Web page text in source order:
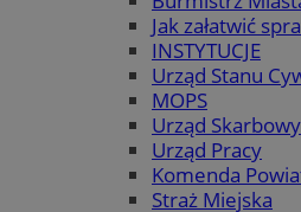
Jak załatwić
INSTYTUCJE
Urząd Stanu
MOPS
Urząd Skarbowy
Urząd Pracy
Komenda
Straż Miejska